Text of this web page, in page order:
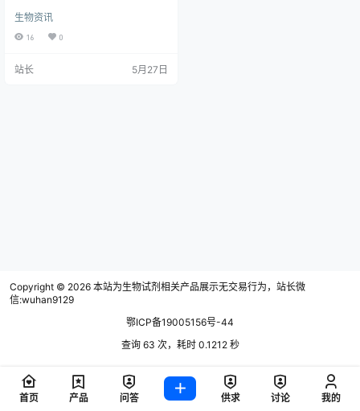
案》（COINS Act）监管，这将颠
覆中美生物科技跨境许可、合资及
审批即可扩围监管。业界争议激
生物资讯
16 0
站长 5月27日
Copyright © 2026 本站为生物试剂相关产品展示无交易行为，站长微
信:wuhan9129
鄂ICP备19005156号-44
查询 63 次，耗时 0.1212 秒
首页 产品 问答 供求 讨论 我的